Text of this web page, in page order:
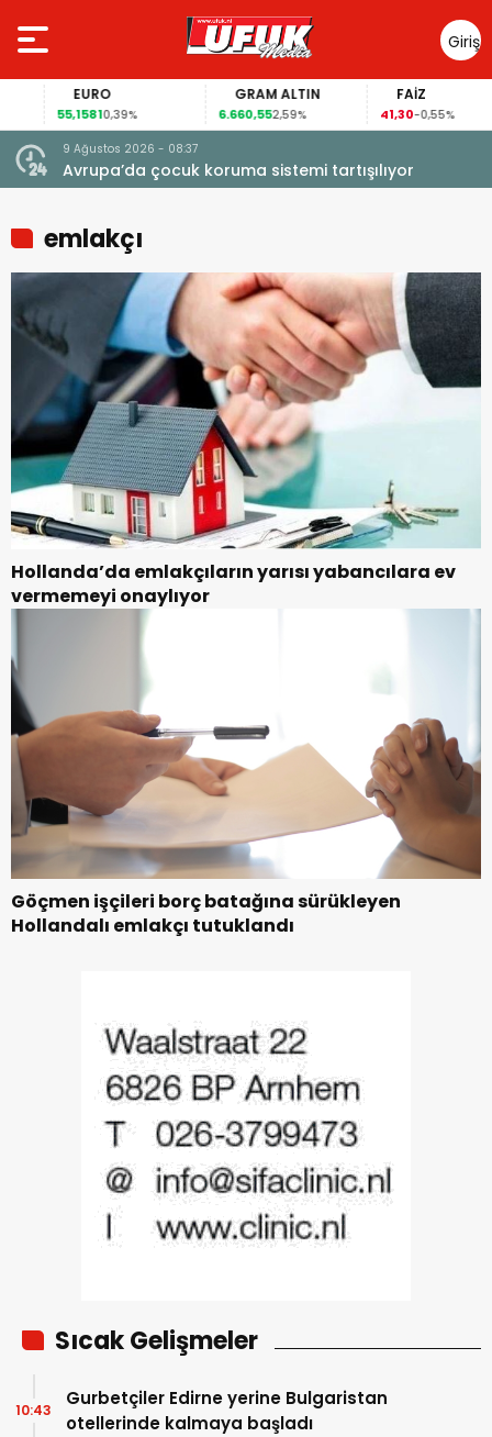
Giriş
Yap
EURO
55,15810,39%
GRAM ALTIN
6.660,552,59%
FAİZ
41,30-0,55%
9 Ağustos 2026 - 08:37
Avrupa’da çocuk koruma sistemi tartışılıyor
emlakçı
Hollanda’da emlakçıların yarısı yabancılara ev
vermemeyi onaylıyor
Göçmen işçileri borç batağına sürükleyen
Hollandalı emlakçı tutuklandı
Sıcak Gelişmeler
Gurbetçiler Edirne yerine Bulgaristan
otellerinde kalmaya başladı
10:43